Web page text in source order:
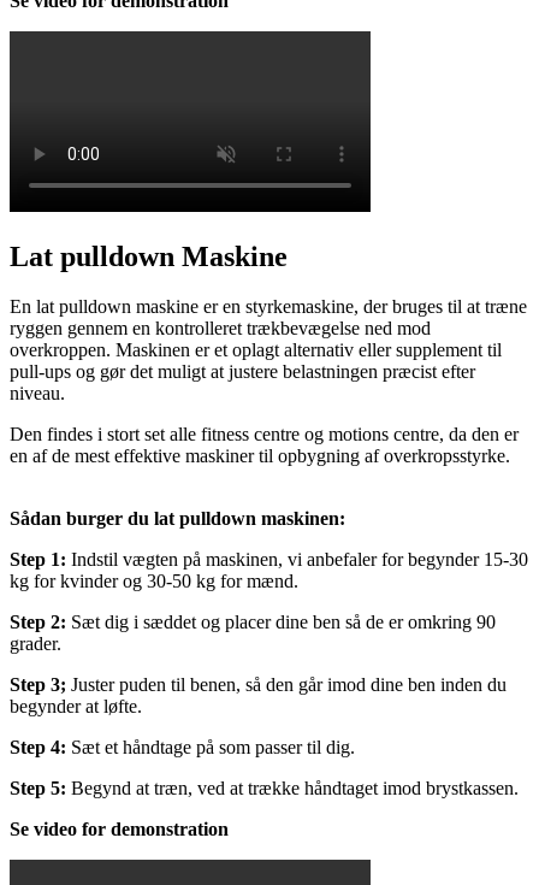
Lat pulldown Maskine
En lat pulldown maskine er en styrkemaskine, der bruges til at træne
ryggen gennem en kontrolleret trækbevægelse ned mod
overkroppen. Maskinen er et oplagt alternativ eller supplement til
pull-ups og gør det muligt at justere belastningen præcist efter
niveau.
Den findes i stort set alle fitness centre og motions centre, da den er
en af de mest effektive maskiner til opbygning af overkropsstyrke.
Sådan burger du lat pulldown maskinen:
Step 1: Indstil vægten på maskinen, vi anbefaler for begynder 15-30
kg for kvinder og 30-50 kg for mænd.
Step 2: Sæt dig i sæddet og placer dine ben så de er omkring 90
grader.
Step 3; Juster puden til benen, så den går imod dine ben inden du
begynder at løfte.
Step 4: Sæt et håndtage på som passer til dig.
Step 5: Begynd at træn, ved at trække håndtaget imod brystkassen.
Se video for demonstration